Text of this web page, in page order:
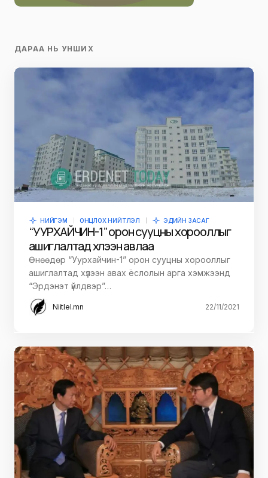
ДАРАА НЬ УНШИХ
НИЙГЭМ ОНЦЛОХ НИЙТЛЭЛ ЭДИЙН ЗАСАГ
“УУРХАЙЧИН-1” орон сууцны хорооллыг
ашиглалтад хүлээн авлаа
Өнөөдөр “Уурхайчин-1” орон сууцны хорооллыг
ашиглалтад хүлээн авах ёслолын арга хэмжээнд
“Эрдэнэт үйлдвэр”…
Niitlel.mn 22/11/2021